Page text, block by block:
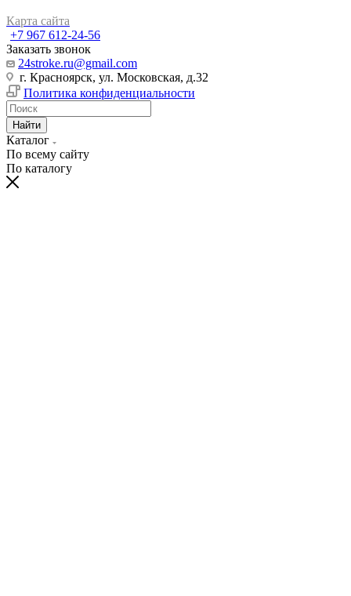
Карта сайта
+7 967 612-24-56
Заказать звонок
24stroke.ru@gmail.com
г. Красноярск, ул. Московская, д.32
Политика конфиденциальности
Найти
Каталог
По всему сайту
По каталогу